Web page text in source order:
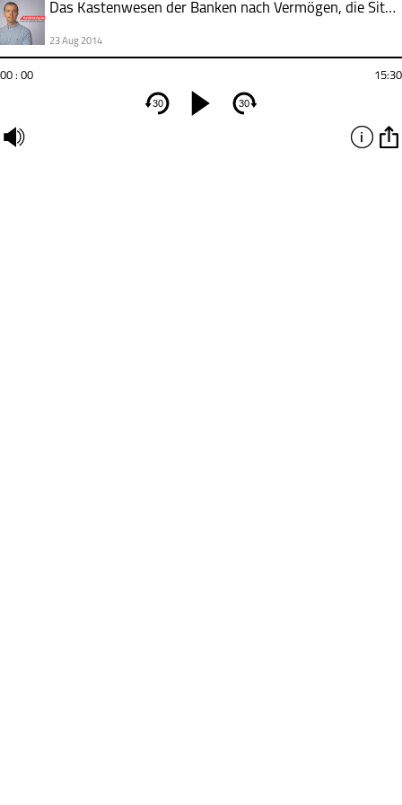
Das Kastenwesen der Banken nach Vermögen, die Situation der Vermögensverwalter und was Du daraus lernen musst!
23 Aug 2014
00 : 00 15:30
30 30